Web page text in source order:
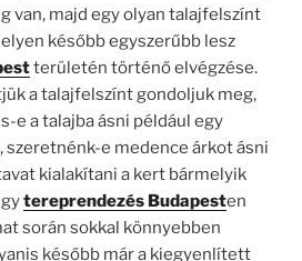
van, majd egy olyan talajfelszínt
később egyszerűbb lesz
területén történő elvégzése.
a talajfelszínt gondoljuk meg,
e a talajba ásni például egy
e medence árkot ásni
kialakítani a kert bármelyik
tereprendezés Budapesten
során sokkal könnyebben
később már a kiegyenlített